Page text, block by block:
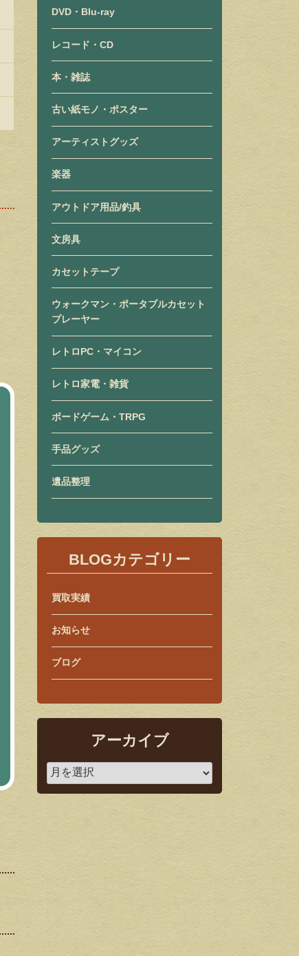
DVD・Blu-ray
レコード・CD
本・雑誌
古い紙モノ・ポスター
アーティストグッズ
楽器
アウトドア用品/釣具
文房具
カセットテープ
ウォークマン・ポータブルカセット
プレーヤー
レトロPC・マイコン
レトロ家電・雑貨
ボードゲーム・TRPG
手品グッズ
遺品整理
BLOGカテゴリー
買取実績
お知らせ
ブログ
アーカイブ